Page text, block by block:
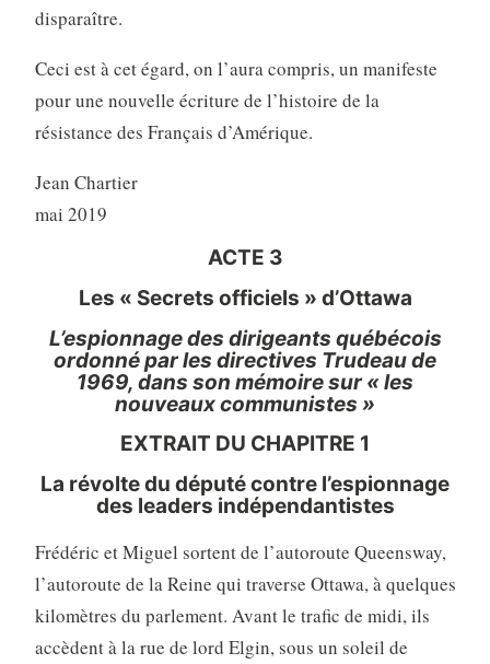
disparaître.
Ceci est à cet égard, on l’aura compris, un manifeste
pour une nouvelle écriture de l’histoire de la
résistance des Français d’Amérique.
Jean Chartier
mai 2019
ACTE 3
Les « Secrets officiels » d’Ottawa
L’espionnage des dirigeants québécois
ordonné par les directives Trudeau de
1969, dans son mémoire sur « les
nouveaux communistes »
EXTRAIT DU CHAPITRE 1
La révolte du député contre l’espionnage
des leaders indépendantistes
Frédéric et Miguel sortent de l’autoroute Queensway,
l’autoroute de la Reine qui traverse Ottawa, à quelques
kilomètres du parlement. Avant le trafic de midi, ils
accèdent à la rue de lord Elgin, sous un soleil de